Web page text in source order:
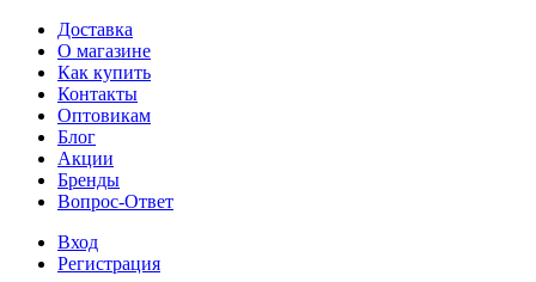
Доставка
О магазине
Как купить
Контакты
Оптовикам
Блог
Акции
Бренды
Вопрос-Ответ
Вход
Регистрация